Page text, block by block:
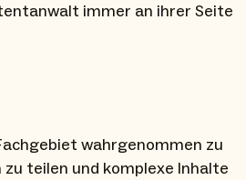
immer an ihrer Seite
wahrgenommen zu
teilen und komplexe Inhalte